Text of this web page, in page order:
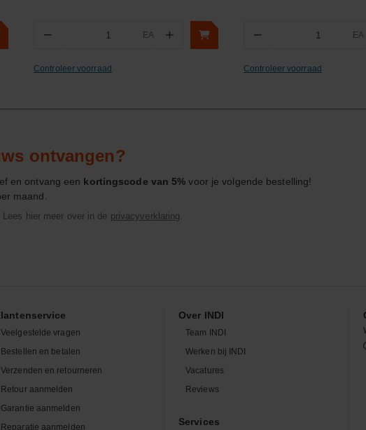
− EA +
Controleer voorraad
− EA
Controleer voorraad
ontvangen?
en ontvang een kortingscode van 5% voor je volgende bestelling!
maand.
hier meer over in de privacyverklaring.
Veelgestelde vragen
Bestellen en betalen
Verzenden en retourneren
Retour aanmelden
Garantie aanmelden
Reparatie aanmelden
Over INDI
Team INDI
Werken bij INDI
Vacatures
Reviews
Services